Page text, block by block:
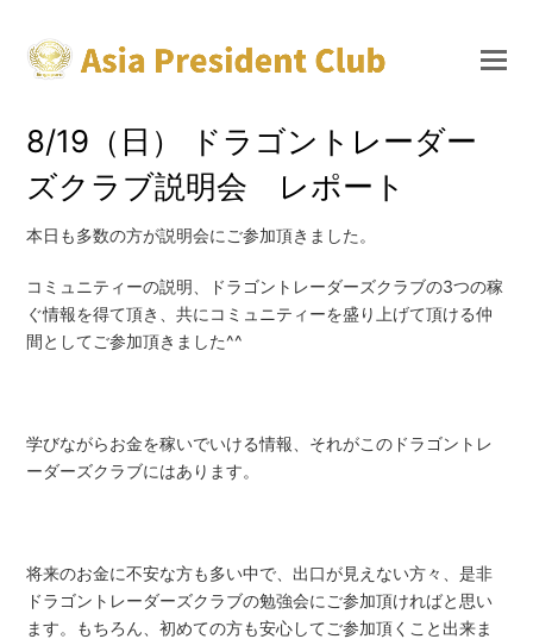
8/19（日） ドラゴントレーダー
ズクラブ説明会 レポート
本日も多数の方が説明会にご参加頂きました。
コミュニティーの説明、ドラゴントレーダーズクラブの3つの稼
ぐ情報を得て頂き、共にコミュニティーを盛り上げて頂ける仲
間としてご参加頂きました^^
学びながらお金を稼いでいける情報、それがこのドラゴントレ
ーダーズクラブにはあります。
将来のお金に不安な方も多い中で、出口が見えない方々、是非
ドラゴントレーダーズクラブの勉強会にご参加頂ければと思い
ます。もちろん、初めての方も安心してご参加頂くこと出来ま